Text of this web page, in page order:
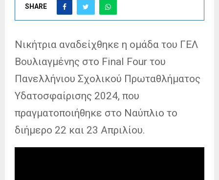
SHARE
Νικήτρια αναδείχθηκε η ομάδα του ΓΕΛ
Βουλιαγμένης στο Final Four του
Πανελλήνιου Σχολικού Πρωταθλήματος
Υδατοσφαίρισης 2024, που
πραγματοποιήθηκε στο Ναύπλιο το
διήμερο 22 και 23 Απριλίου.